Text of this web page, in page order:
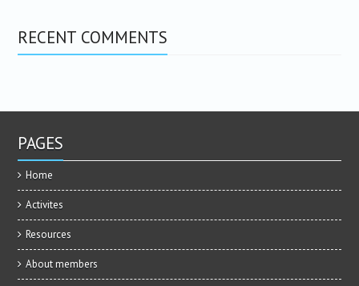
RECENT COMMENTS
PAGES
Home
Activites
Resources
About members